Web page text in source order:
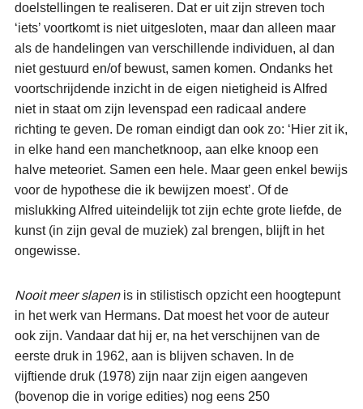
doelstellingen te realiseren. Dat er uit zijn streven toch
‘iets’ voortkomt is niet uitgesloten, maar dan alleen maar
als de handelingen van verschillende individuen, al dan
niet gestuurd en/of bewust, samen komen. Ondanks het
voortschrijdende inzicht in de eigen nietigheid is Alfred
niet in staat om zijn levenspad een radicaal andere
richting te geven. De roman eindigt dan ook zo: ‘Hier zit ik,
in elke hand een manchetknoop, aan elke knoop een
halve meteoriet. Samen een hele. Maar geen enkel bewijs
voor de hypothese die ik bewijzen moest’. Of de
mislukking Alfred uiteindelijk tot zijn echte grote liefde, de
kunst (in zijn geval de muziek) zal brengen, blijft in het
ongewisse.
Nooit meer slapenis in stilistisch opzicht een hoogtepunt
in het werk van Hermans. Dat moest het voor de auteur
ook zijn. Vandaar dat hij er, na het verschijnen van de
eerste druk in 1962, aan is blijven schaven. In de
vijftiende druk (1978) zijn naar zijn eigen aangeven
(bovenop die in vorige edities) nog eens 250